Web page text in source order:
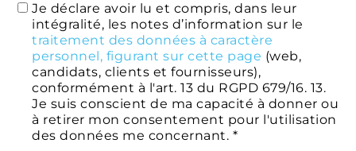
Je déclare avoir lu et compris, dans leur
intégralité, les notes d’information sur le
traitement des données à caractère
personnel, figurant sur cette page (web,
candidats, clients et fournisseurs),
conformément à l'art. 13 du RGPD 679/16. 13.
Je suis conscient de ma capacité à donner ou
à retirer mon consentement pour l'utilisation
des données me concernant. *